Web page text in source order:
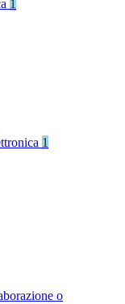
1
1
o